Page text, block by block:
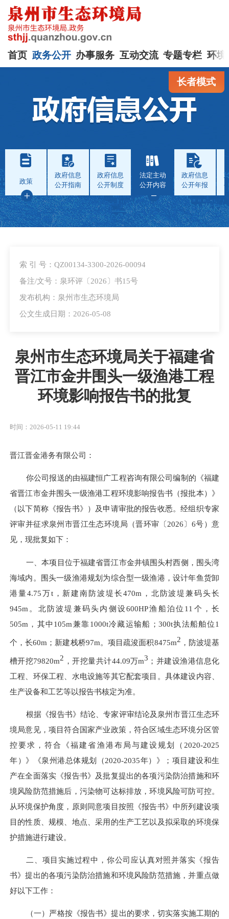
首页 政务公开 办事服务 互动交流 专题专栏 环境
长者模式
政策
政府信息
公开指南
政府信息
公开制度
法定主动
公开内容
政府信息
公开年报
索 引 号：QZ00134-3300-2026-00094
备注/文号：泉环评〔2026〕书15号
发布机构：泉州市生态环境局
公文生成日期：2026-05-08
泉州市生态环境局关于福建省
晋江市金井围头一级渔港工程
环境影响报告书的批复
时间：2026-05-11 19:44
晋江晋金港务有限公司 ：
你公司报送的由福建恒广工程咨询有限公司编制的《福建
省晋江市金井围头一级渔港工程环境影响报告书（报批本）》
（以下简称《报告书》）及申请审批的报告收悉。经组织专家
评审并征求泉州市晋江生态环境局（晋环审 〔2026〕 6号）意
见，现批复如下：
一、本项目位于福建省晋江市金井镇围头村西侧，围头湾
海域内 。围头一级渔港规划为综合型一级渔港，设计年鱼货卸
港量4.75万t，新建南防波堤长470m，北防波堤兼码头长
945m。北防波堤兼码头内侧设600HP渔船泊位11个，长
505m，其中105m兼靠1000t冷藏运输船；300t执法船舶位1
个，长60m；新建栈桥97m。 项目 疏浚面积8475m2 ，防波堤基
槽开挖79820m2 ，开挖量共计44.09万m3 ；并建设渔港信息化
工程、环保工程、水电设施等其它配套项目。 具体建设内容、
生产设备和工艺等以报告书核定为准。
根据《报告书》结论、专家评审结论及泉州市晋江生态环
境局意见，项目符合国家产业政策，符合区域生态环境分区管
控要求，符合《福建省渔港布局与建设规划（ 2020-2025
年）》《泉州港总体规划（2020-2035年）》
；项目建设和生
产在全面落实《报告书》及批复提出的各项污染防治措施和环
境风险防范措施后，污染物可达标排放，环境风险可防可控。
从环境保护角度，原则同意项目按照《报告书》中所列建设项
目的性质、规模、地点、采用的生产工艺以及拟采取的环境保
护措施进行建设。
二、项目实施过程中，你公司应认真对照并落实《报告
书》提出的各项污染防治措施和环境风险防范措施，并重点做
好以下工作：
（一） 严格按《报告书》提出的要求，切实落实施工期的